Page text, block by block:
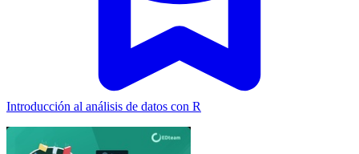
Introducción al análisis de datos con R